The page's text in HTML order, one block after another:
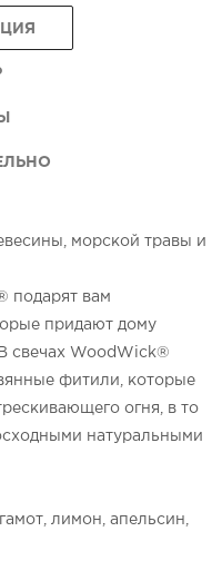
морской травы и
подарят вам
придают дому
свечах WoodWick®
фитили, которые
огня, в то
натуральными
лимон, апельсин,